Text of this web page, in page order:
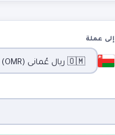
إلى عملة